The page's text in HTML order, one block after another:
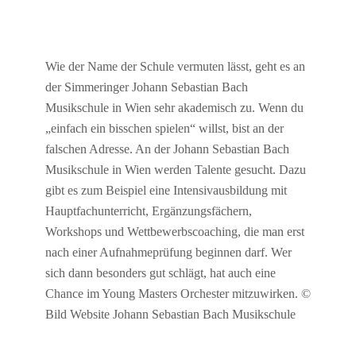
Wie der Name der Schule vermuten lässt, geht es an
der Simmeringer Johann Sebastian Bach
Musikschule in Wien sehr akademisch zu. Wenn du
„einfach ein bisschen spielen“ willst, bist an der
falschen Adresse. An der Johann Sebastian Bach
Musikschule in Wien werden Talente gesucht. Dazu
gibt es zum Beispiel eine Intensivausbildung mit
Hauptfachunterricht, Ergänzungsfächern,
Workshops und Wettbewerbscoaching, die man erst
nach einer Aufnahmeprüfung beginnen darf. Wer
sich dann besonders gut schlägt, hat auch eine
Chance im Young Masters Orchester mitzuwirken. ©
Bild Website Johann Sebastian Bach Musikschule